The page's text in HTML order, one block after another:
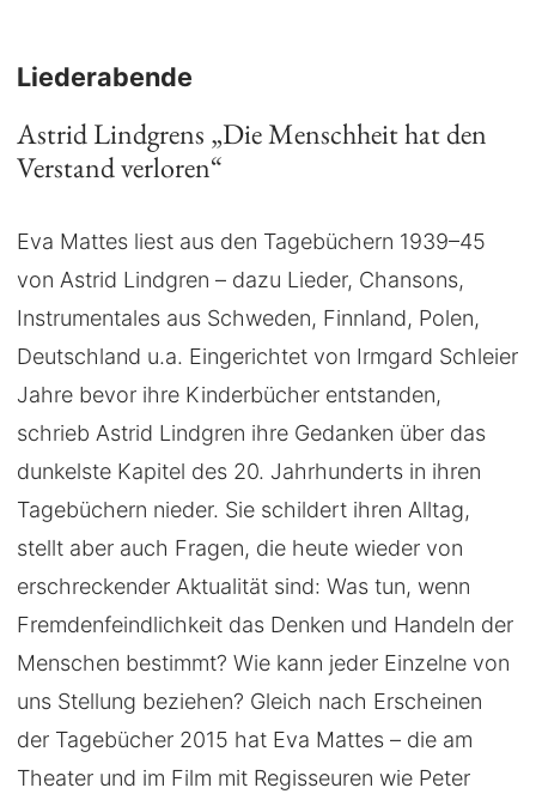
Liederabende
Astrid Lindgrens „Die Menschheit hat den
Verstand verloren“
Eva Mattes liest aus den Tagebüchern 1939–45
von Astrid Lindgren – dazu Lieder, Chansons,
Instrumentales aus Schweden, Finnland, Polen,
Deutschland u.a. Eingerichtet von Irmgard Schleier
Jahre bevor ihre Kinderbücher entstanden,
schrieb Astrid Lindgren ihre Gedanken über das
dunkelste Kapitel des 20. Jahrhunderts in ihren
Tagebüchern nieder. Sie schildert ihren Alltag,
stellt aber auch Fragen, die heute wieder von
erschreckender Aktualität sind: Was tun, wenn
Fremdenfeindlichkeit das Denken und Handeln der
Menschen bestimmt? Wie kann jeder Einzelne von
uns Stellung beziehen? Gleich nach Erscheinen
der Tagebücher 2015 hat Eva Mattes – die am
Theater und im Film mit Regisseuren wie Peter